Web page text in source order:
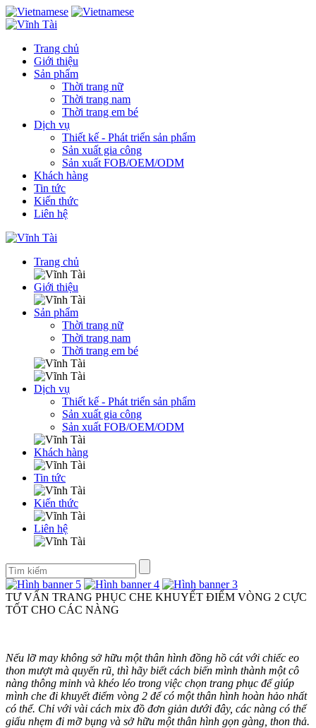
Trang chủ
Giới thiệu
Sản phẩm
Thời trang nữ
Thời trang nam
Thời trang em bé
Dịch vụ
Thiết kế - Phát triển sản phẩm
Sản xuất gia công
Sản xuất FOB/OEM/ODM
Khách hàng
Tin tức
Kiến thức
Liên hệ
Trang chủ
Giới thiệu
Sản phẩm
Thời trang nữ
Thời trang nam
Thời trang em bé
Dịch vụ
Thiết kế - Phát triển sản phẩm
Sản xuất gia công
Sản xuất FOB/OEM/ODM
Khách hàng
Tin tức
Kiến thức
Liên hệ
TƯ VẤN TRANG PHỤC CHE KHUYẾT ĐIỂM VÒNG 2 CỰC
TỐT CHO CÁC NÀNG
Nếu lỡ may không sở hữu một thân hình đồng hồ cát với chiếc eo
thon mượt mà quyến rũ, thì hãy biết cách biến mình thành một cô
nàng thông minh và khéo léo trong việc chọn trang phục để giúp
mình che đi khuyết điểm vòng 2 để có một thân hình hoàn hảo nhất
có thể. Chỉ với vài cách mix đồ đơn giản dưới đây, các nàng có thể
giấu nhẹm đi mỡ bụng và sở hữu một thân hình gọn gàng, thon thả.